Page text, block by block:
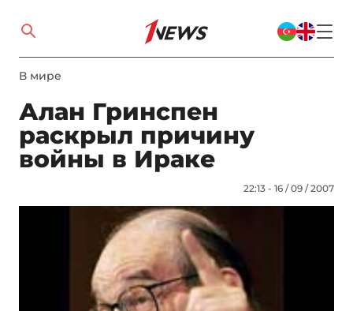
В мире
Алан Гринспен
раскрыл причину
войны в Ираке
22:13 - 16 / 09 / 2007